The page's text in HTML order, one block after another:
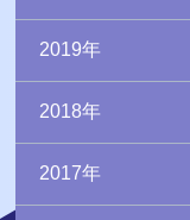
2019年
2018年
2017年